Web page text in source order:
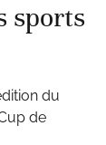
sports
du
de